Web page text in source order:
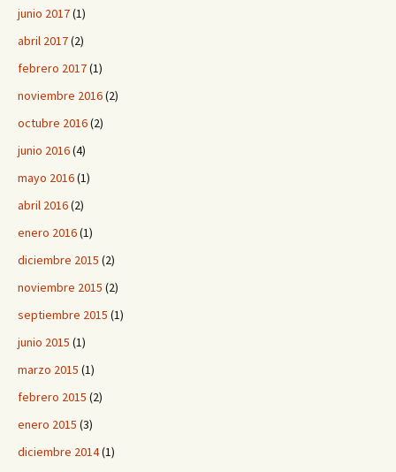
junio 2017(1)
abril 2017(2)
febrero 2017(1)
noviembre 2016(2)
octubre 2016(2)
junio 2016(4)
mayo 2016(1)
abril 2016(2)
enero 2016(1)
diciembre 2015 (2)
noviembre 2015 (2)
septiembre 2015 (1)
junio 2015 (1)
marzo 2015 (1)
febrero 2015 (2)
enero 2015 (3)
diciembre 2014(1)